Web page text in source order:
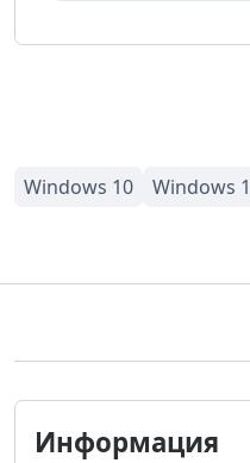
Информация